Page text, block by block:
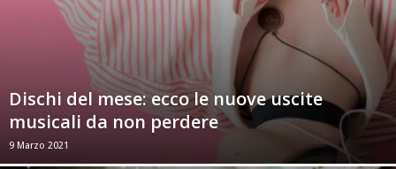
Dischi del mese: ecco le nuove uscite
musicali da non perdere
9 Marzo 2021